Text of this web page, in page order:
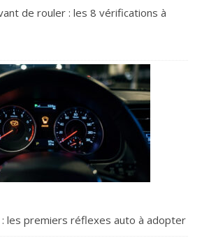
de rouler : les 8 vérifications à
les premiers réflexes auto à adopter